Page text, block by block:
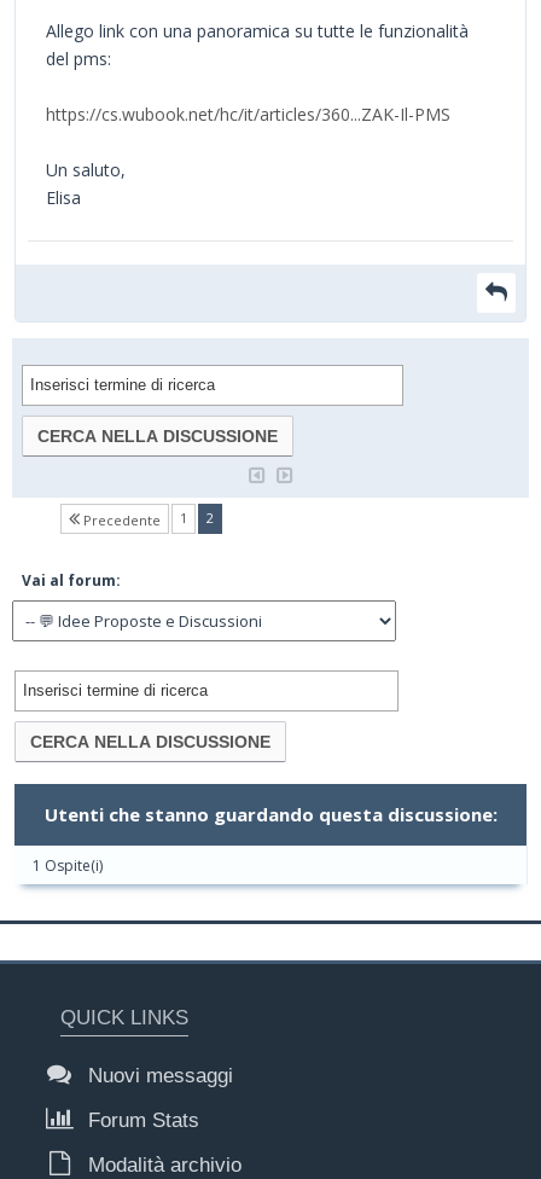
Allego link con una panoramica su tutte le funzionalità
del pms:
https://cs.wubook.net/hc/it/articles/360...ZAK-Il-PMS
Un saluto,
Elisa
Precedente 1 2(current)
Vai al forum:
Utenti che stanno guardando questa discussione:
1 Ospite(i)
QUICK LINKS
Nuovi messaggi
Forum Stats
Modalità archivio